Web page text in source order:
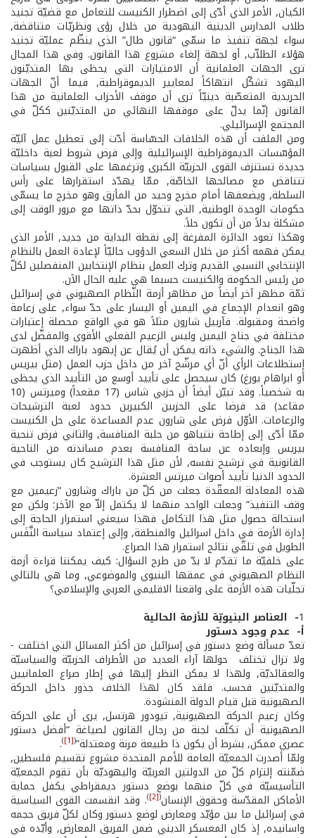
الكيان, الأمر الذي أدّى إلى اضطرار الكنيست للتعامل مع قضيّة تجنيد
طلاب المدارس الدينية اليهودية من خلال رؤى ونظريّات متناقضة,
سواء لجهة تنفيذ ما سمّي “قانون طال” الذي ينظّم عمليّة تجنيد
هؤلاء الطلاّب, أو لجهة إلغاء مشروع هذا القانون. وفي هذا المجال
ترى الجهات العلمانية أن الامتيازات التي يحظى بها المتديّنون
اليهود تشكّل انتهاكاً لمعايير الديموقراطية, فيما أنّ الجهات
الحريدية المتعصّبة دينيّاً ترى أن موقف الأحزاب العلمانية من هذا
القانون إنّما يدلّ على موقفها النهائي من المتديّنين ككلّ في
المجتمع الإسرائيلي.
ومن الملفت أن هذه الخلافات الحسّاسة أدّت إلى تعطيل عمل آليّة
المؤسّسات الديموقراطية الإسرائيلية وإلى فرض شروط لعبة داخليّة
جديدة تستنزف القوى الحزبيّة الكبرى وترغمها على القبول بسياسات
تتناقض مع مصالحها الخاصّة, ممّا يهدّد استقرارها على رأس
السلطة, ويضعفها أمام مخرج وحيد من المأزق وهو مخرج ما يسمّى
حكومات الوحدة الوطنية, التي تتحوّل بحدّ ذاتها مع مرور الوقت إلى
مشكلة بدلاً من أن تكون حلاً.
وهكذا تعود الدائرة المفرغة إلى نقطة البداية من جديد, الأمر الذي
يمكن فهمه أكثر من خلال السعي الدؤوب حاليّاً لإعادة العمل بالنظام
الإنتخابي النسبي القديم وترك العمل بنظام الإنتخابين المنفصلين لكلّ
من رئيس الحكومة والكنيست حسبما هي عليه الحال الآن.
ثمّة مظهر آخر أيضاً من مظاهر أزمة النّظام الصهيوني في إسرائيل
وهو انعدام الإجماع في اليمين أو اليسار على حدّ سواء, على زعامة
واضحة ومقبولة. فآرييل شارون مثلاً هو في الواقع محصلة إعتبارات
مختلفة في جناح اليمين وليس الزعيم الفعلي الأقوى والمفضّل لدى
هذا الجناح. والشيء ذاته يمكن أن يُقال عن إيهود باراك الذي أظهرت
إستطلاعات الرأي أنّ أي مرشّح آخر من داخل حزب العمل (مثل بيريس
أو ابراهام يورغ) كان سيحصل على تأييد أوسع من التأييد الذي يحظى
به شخصياً. وقد تبيّن أيضاً أن حزبي شاس (17 مقعداً) وميرتس (10
مقاعد) قد فرضا على الحزبين الكبيرين حدود لعبة الترشيحات
والزعامات. الأوّل فرض على شارون عدم المساعدة على حل الكنيست
ممّا أدّى إلى إطاحة نتنياهو من حلبة المنافسة, والثاني فرض تنحية
بيريس وإبعاده عن ساحة المنافسة بعدم مساندته من الناحية
القانونية في ترشيح نفسه, لأن مثل هذا الترشيح كان يستوجب في
الحدود الدنيا تأييد أصوات ميرتس العشرة.
هذه المعادلة المعقّدة جعلت من كلّ من باراك وشارون “زعيمين مع
وقف التنفيذ” وجعلت الواحد منهما لا يكتمل إلاّ مع الآخر؛ ولكن مع
استحالة حصول مثل هذا التكامل فهذا سيعني استمرار الحاجة إلى
إدارة الأزمة في داخل اسرائيل والمنطقة, وإلى إعتماد سياسة النَّفَس
الطويل في تلقّي نتائج استمرار هذا الصراع.
على خلفيّة ما تقدّم لا بدّ من طرح السؤال: كيف يمكننا قراءة أزمة
النظام الصهيوني في عمقها البنيوي والموضوعي, وما هي بالتالي
تجلّيات هذه الأزمة على واقعنا الاقليمي العربي والإسلامي؟
1- ­ العناصر البنيويّة للأزمة الحالية
أ- ­ عدم وجود دستور
تعدّ مسألة وضع دستور في إسرائيل من أكثر المسائل التي اختلفت ­
ولا تزال تختلف ­ حولها آراء العديد من الأطراف الحزبيّة والسياسيّة
والعقائديّة, ولهذا لا يمكن النظر إليها في إطار صراع العلمانيين
والمتديّنين فحسب. فلقد كان لهذا الخلاف جذور داخل الحركة
الصهيونية قبل قيام الدولة المنشودة.
وكان زعيم الحركة الصهيونية, تيودور هرتسل, يرى أن على الحركة
الصهيونية أن تكلّف لجنة من رجال القانون لصياغة “أفضل دستور
عصري ممكن, بشرط أن يكون ذا طبيعة مرنة ومعتدلة”(
[1]
)
.
ولمّا أصدرت الجمعيّة العامة للأمم المتحدة مشروع تقسيم فلسطين,
ضمّنته إلتزام كلّ من الدولتين العربيّة واليهوديّة بأن تقوم الجمعيّة
التأسيسيّة في كلّ منهما بوضع دستور ديمقراطي يكفل حماية
الأماكن المقدّسة وحقوق الإنسان(
[2]
). وقد انقسمت القوى السياسية
في إسرائيل ما بين مؤيّد ومعارض لوضع دستور وكان لكلّ فريق حجمه
واسانيده, إذ كان المعسكر الديني ضمن الفريق المعارض, وأيّده في